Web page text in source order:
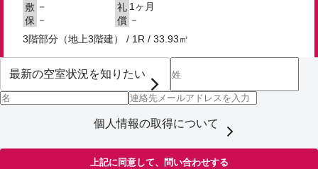
敷 － 礼 1ヶ月
保 － 償 －
3階部分（地上3階建） / 1R / 33.93㎡
個人情報の取得について
上記に同意して、問い合わせする